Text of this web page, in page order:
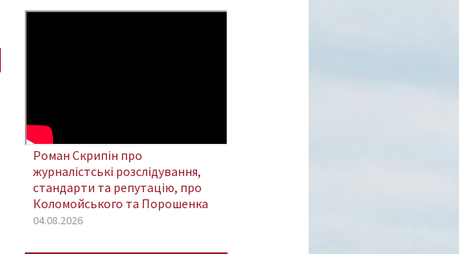
Роман Скрипін про
журналістські розслідування,
стандарти та репутацію, про
Коломойського та Порошенка
04.08.2026